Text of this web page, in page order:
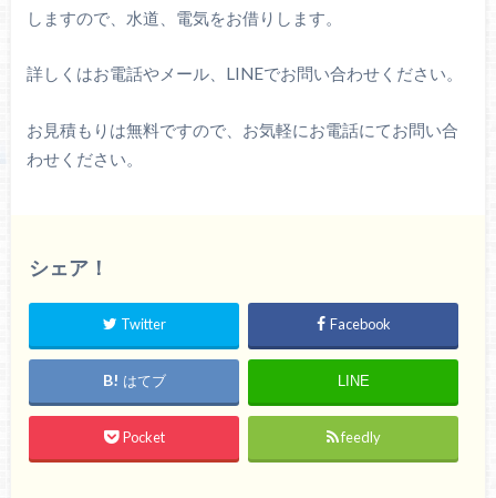
しますので、水道、電気をお借りします。
詳しくはお電話やメール、LINEでお問い合わせください。
お見積もりは無料ですので、お気軽にお電話にてお問い合
わせください。
シェア！
Twitter Facebook
はてブ LINE
Pocket feedly